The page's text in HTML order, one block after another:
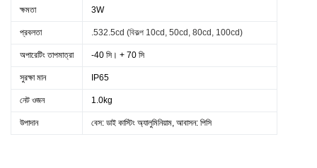
ক্ষমতা 3W
প্রবলতা .532.5cd (বিকল্প 10cd, 50cd, 80cd, 100cd)
অপারেটিং তাপমাত্রা -40 সি। + 70 সি
সুরক্ষা মান IP65
নেট ওজন 1.0kg
উপাদান বেস: ডাই কাস্টিং অ্যালুমিনিয়াম, আবাসন: পিসি